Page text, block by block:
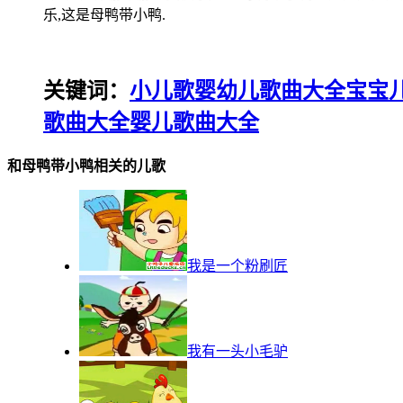
乐,这是母鸭带小鸭.
关键词： 小儿歌婴幼儿歌曲大全宝宝
歌曲大全婴儿歌曲大全
和母鸭带小鸭相关的儿歌
我是一个粉刷匠
我有一头小毛驴